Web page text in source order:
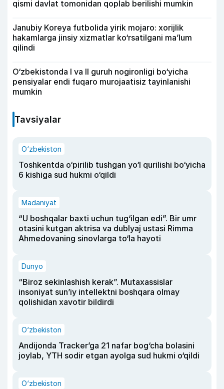
qismi davlat tomonidan qoplab berilishi mumkin
Janubiy Koreya futbolida yirik mojaro: xorijlik
hakamlarga jinsiy xizmatlar ko‘rsatilgani ma’lum
qilindi
O‘zbekistonda I va II guruh nogironligi bo‘yicha
pensiyalar endi fuqaro murojaatisiz tayinlanishi
mumkin
Tavsiyalar
O‘zbekiston
Toshkentda o‘pirilib tushgan yo‘l qurilishi bo‘yicha
6 kishiga sud hukmi o‘qildi
Madaniyat
“U boshqalar baxti uchun tug‘ilgan edi”. Bir umr
otasini kutgan aktrisa va dublyaj ustasi Rimma
Ahmedovaning sinovlarga to‘la hayoti
Dunyo
“Biroz sekinlashish kerak”. Mutaxassislar
insoniyat sun’iy intellektni boshqara olmay
qolishidan xavotir bildirdi
O‘zbekiston
Andijonda Tracker’ga 21 nafar bog‘cha bolasini
joylab, YTH sodir etgan ayolga sud hukmi o‘qildi
O‘zbekiston